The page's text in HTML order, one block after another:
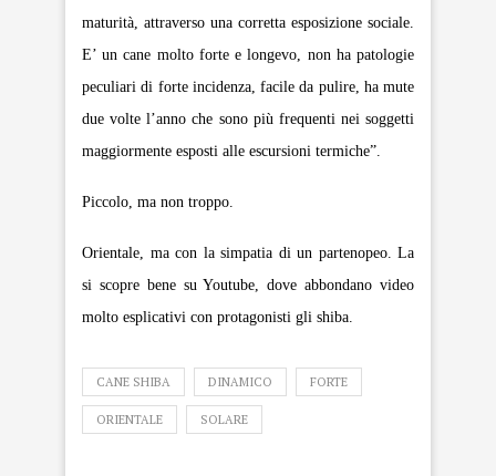
maturità, attraverso una corretta esposizione sociale.
E’ un cane molto forte e longevo, non ha patologie
peculiari di forte incidenza, facile da pulire, ha mute
due volte l’anno che sono più frequenti nei soggetti
maggiormente esposti alle escursioni termiche”.
Piccolo, ma non troppo.
Orientale, ma con la simpatia di un partenopeo. La
si scopre bene su Youtube, dove abbondano video
molto esplicativi con protagonisti gli shiba.
CANE SHIBA DINAMICO FORTE
ORIENTALE SOLARE